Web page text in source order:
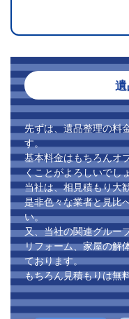
先ずは、遺品整理の料
す。
基本料金はもちろんオ
くことがよろしいでし
当社は、相見積もり大
是非色々な業者と見比
い。
又、当社の関連グルー
リフォーム、家屋の解
ております。
もちろん見積もりは無